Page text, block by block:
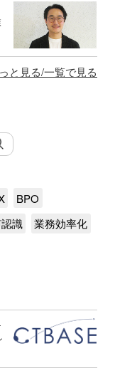
と見る/一覧で見る
BPO
識 業務効率化